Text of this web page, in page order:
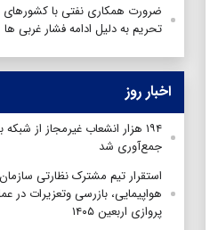
ضرورت همکاری نفتی با
تحریم به دلیل ادامه فشار غربی ها
اخبار روز
۱۹۴ هزار انشعاب غیرمجاز از شبکه
جمع‌آوری شد
استقرار تیم مشترک نظارتی سازمان
هواپیمایی، بازرسی وتعزیرات در
پروازی اربعین ۱۴۰۵